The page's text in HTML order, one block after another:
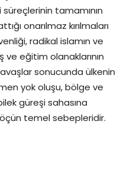
tamamının
onarılmaz kırılmaları
radikal islamın ve
ve eğitim olanaklarının
sonucunda ülkenin
yok oluşu, bölge ve
güreşi sahasına
temel sebepleridir.